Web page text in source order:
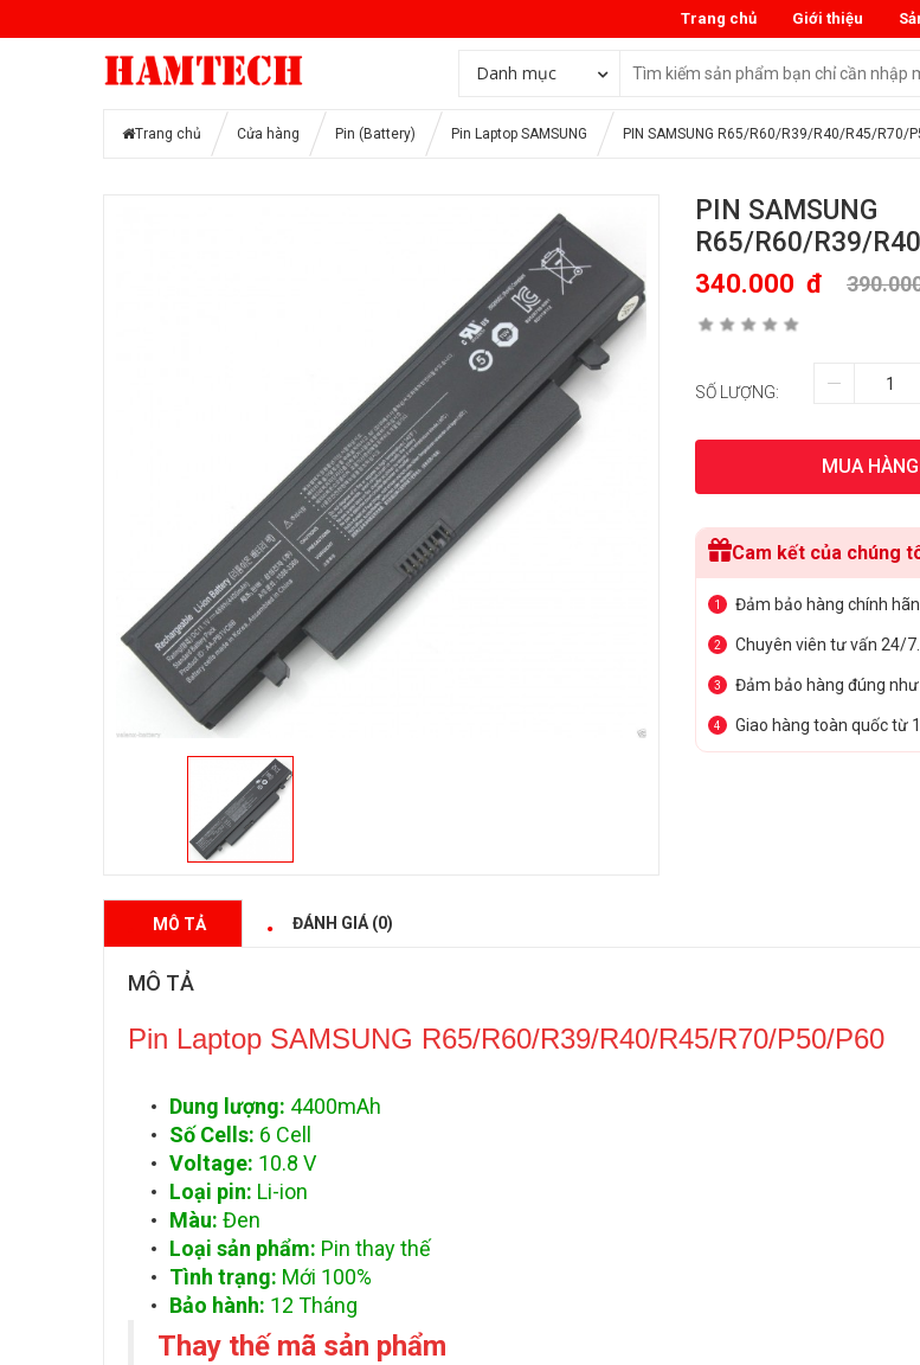
Giới thiệu
Trang chủ
Danh mục
Trang chủ Cửa hàng Pin (Battery) Pin Laptop SAMSUNG PIN SAMSUNG R65/R60/R39/R40/R45/R70/
PIN SAMSUNG
R65/R60/R39/
340.000 đ
SỐ LƯỢNG:
MUA HÀNG
Cam kết của chúng
1 Đảm bảo hàng chính
2 Chuyên viên tư vấn 24/7.
3 Đảm bảo hàng đúng như
4 Giao hàng toàn quốc từ
MÔ TẢ ĐÁNH GIÁ (0)
MÔ TẢ
Pin Laptop SAMSUNG R65/R60/R39/R40/R45/R70/P50/P60
Dung lượng: 4400mAh
Số Cells: 6 Cell
Voltage: 10.8 V
Loại pin: Li-ion
Màu: Đen
Loại sản phẩm: Pin thay thế
Tình trạng: Mới 100%
Bảo hành: 12 Tháng
Thay thế mã sản phẩm